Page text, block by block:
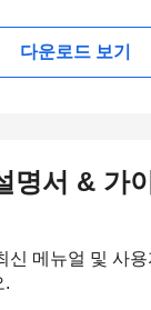
다운로드 보기
명서 & 가
신 메뉴얼 및 사
.